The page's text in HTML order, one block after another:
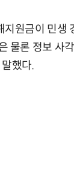
원금이 민생
물론 정보 사
했다.